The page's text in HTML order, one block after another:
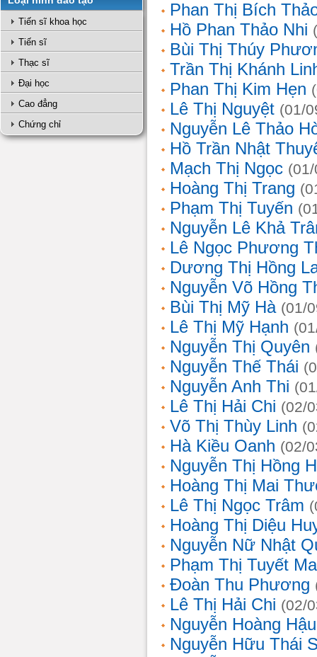
Tiến sĩ khoa học
Tiến sĩ
Thạc sĩ
Đại học
Cao đẳng
Chứng chỉ
Phan Thị Bích
Hồ Phan Thảo Nhi
Bùi Thị Thúy
Trần Thị Khánh
Phan Thị Kim Hẹn
Lê Thị Nguyệt (01/
Nguyễn Lê Thảo
Hồ Trần Nhật
Mạch Thị Ngọc
Hoàng Thị Trang
Phạm Thị Tuyến
Nguyễn Lê Khả
Lê Ngọc Phương
Dương Thị Hồng
Nguyễn Võ Hồng
Bùi Thị Mỹ Hà (01/
Lê Thị Mỹ Hạnh
Nguyễn Thị Quyên
Nguyễn Thế Thái
Nguyễn Anh Thi
Lê Thị Hải Chi (02/
Võ Thị Thùy Linh
Hà Kiều Oanh (02/
Nguyễn Thị Hồng
Hoàng Thị Mai
Lê Thị Ngọc Trâm
Hoàng Thị Diệu
Nguyễn Nữ Nhật
Phạm Thị Tuyết
Đoàn Thu Phương
Lê Thị Hải Chi (02/
Nguyễn Hoàng Hậu
Nguyễn Hữu Thái